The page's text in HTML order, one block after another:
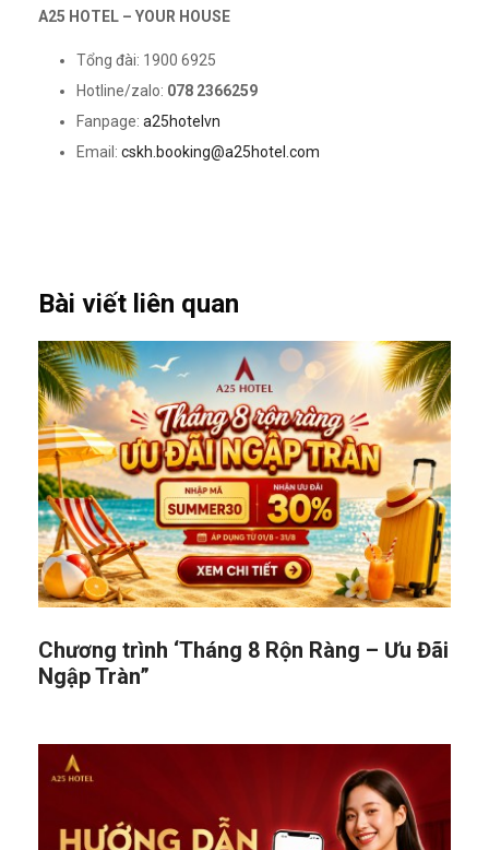
A25 HOTEL – YOUR HOUSE
Tổng đài: 1900 6925
Hotline/zalo: 078 2366259
Fanpage: a25hotelvn
Email: cskh.booking@a25hotel.com
Bài viết liên quan
Chương trình ‘Tháng 8 Rộn Ràng – Ưu Đãi
Ngập Tràn”